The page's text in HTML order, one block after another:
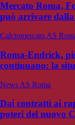
Mercato Roma,
può arrivare
Calciomercato AS
Roma-Endrick,
continuano: la
News AS Roma
Dai contratti ai
poteri del nuovo